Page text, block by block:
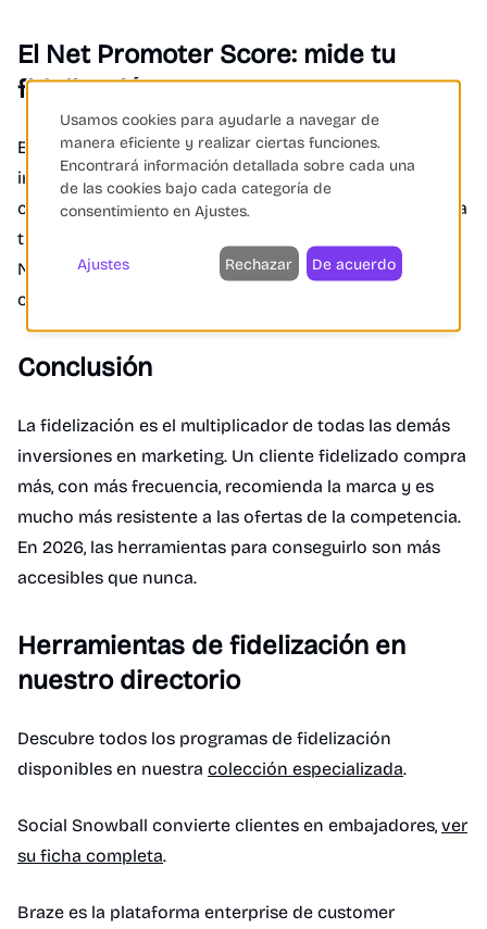
El Net Promoter Score: mide tu
fidelización
El NPS (Net Promoter Score) es la métrica más
importante para medir la fidelización. Pregunta a tus
clientes "¿Con qué probabilidad recomendarías nuestra
tienda?" y actúa sobre los resultados. Las tiendas con
NPS alto tienen tasas de churn mucho menores y
crecen más rápido.
Conclusión
La fidelización es el multiplicador de todas las demás
inversiones en marketing. Un cliente fidelizado compra
más, con más frecuencia, recomienda la marca y es
mucho más resistente a las ofertas de la competencia.
En 2026, las herramientas para conseguirlo son más
accesibles que nunca.
Herramientas de fidelización en
nuestro directorio
Descubre todos los programas de fidelización
disponibles en nuestra colección especializada.
Social Snowball convierte clientes en embajadores, ver
su ficha completa.
Braze es la plataforma enterprise de customer
Usamos cookies para ayudarle a navegar de
manera eficiente y realizar ciertas funciones.
Encontrará información detallada sobre cada una
de las cookies bajo cada categoría de
consentimiento en Ajustes.
Ajustes Rechazar De acuerdo